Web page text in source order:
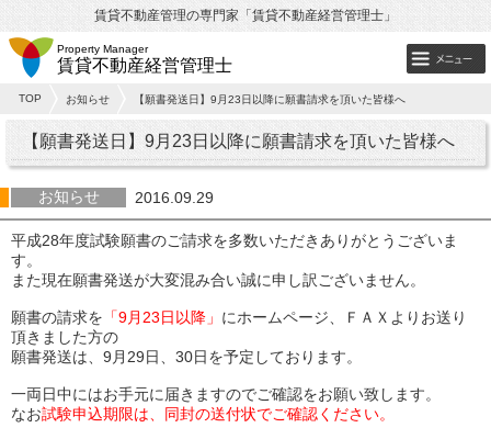
賃貸不動産管理の専門家「賃貸不動産経営管理士」
Property Manager
賃貸不動産経営管理士
TOP お知らせ 【願書発送日】9月23日以降に願書請求を頂いた皆様へ
【願書発送日】9月23日以降に願書請求を頂いた皆様へ
お知らせ 2016.09.29
平成28年度試験願書のご請求を多数いただきありがとうございま
す。
また現在願書発送が大変混み合い誠に申し訳ございません。
願書の請求を 「9月23日以降」 にホームページ、ＦＡＸよりお送り
頂きました方の
願書発送は、9月29日、30日を予定しております。
一両日中にはお手元に届きますのでご確認をお願い致します。
なお試験申込期限は、同封の送付状でご確認ください。